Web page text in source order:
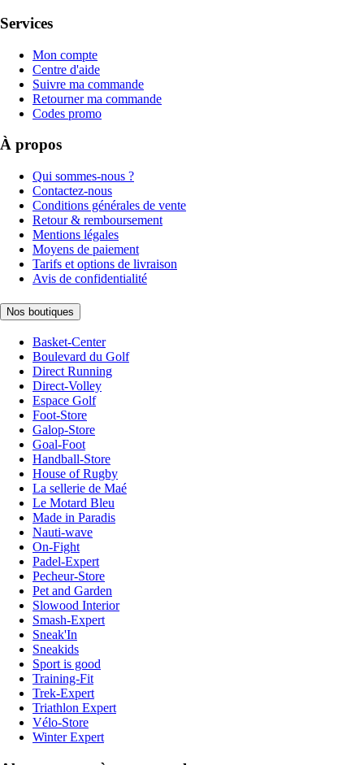
Services
Mon compte
Centre d'aide
Suivre ma commande
Retourner ma commande
Codes promo
À propos
Qui sommes-nous ?
Contactez-nous
Conditions générales de vente
Retour & remboursement
Mentions légales
Moyens de paiement
Tarifs et options de livraison
Avis de confidentialité
Nos boutiques
Basket-Center
Boulevard du Golf
Direct Running
Direct-Volley
Espace Golf
Foot-Store
Galop-Store
Goal-Foot
Handball-Store
House of Rugby
La sellerie de Maé
Le Motard Bleu
Made in Paradis
Nauti-wave
On-Fight
Padel-Expert
Pecheur-Store
Pet and Garden
Slowood Interior
Smash-Expert
Sneak'In
Sneakids
Sport is good
Training-Fit
Trek-Expert
Triathlon Expert
Vélo-Store
Winter Expert